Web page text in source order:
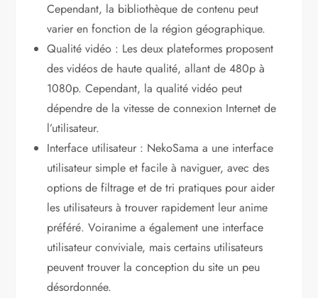
Cependant, la bibliothèque de contenu peut
varier en fonction de la région géographique.
Qualité vidéo : Les deux plateformes proposent
des vidéos de haute qualité, allant de 480p à
1080p. Cependant, la qualité vidéo peut
dépendre de la vitesse de connexion Internet de
l’utilisateur.
Interface utilisateur : NekoSama a une interface
utilisateur simple et facile à naviguer, avec des
options de filtrage et de tri pratiques pour aider
les utilisateurs à trouver rapidement leur anime
préféré. Voiranime a également une interface
utilisateur conviviale, mais certains utilisateurs
peuvent trouver la conception du site un peu
désordonnée.